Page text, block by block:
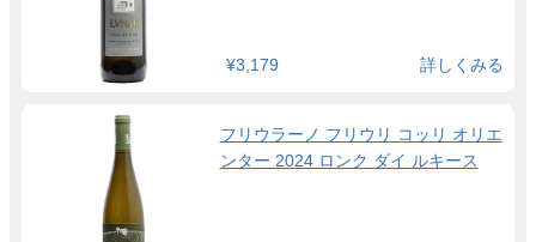
¥3,179 詳しくみる
フリウラーノ フリウリ コッリ オリエ
ンター 2024 ロンク ダイ ルキース